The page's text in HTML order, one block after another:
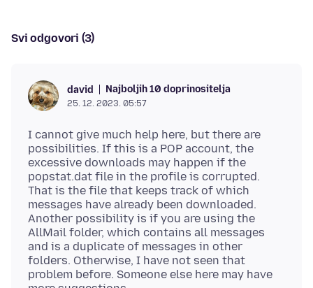
Svi odgovori (3)
david Najboljih 10 doprinositelja
25. 12. 2023. 05:57
I cannot give much help here, but there are
possibilities. If this is a POP account, the
excessive downloads may happen if the
popstat.dat file in the profile is corrupted.
That is the file that keeps track of which
messages have already been downloaded.
Another possibility is if you are using the
AllMail folder, which contains all messages
and is a duplicate of messages in other
folders. Otherwise, I have not seen that
problem before. Someone else here may have